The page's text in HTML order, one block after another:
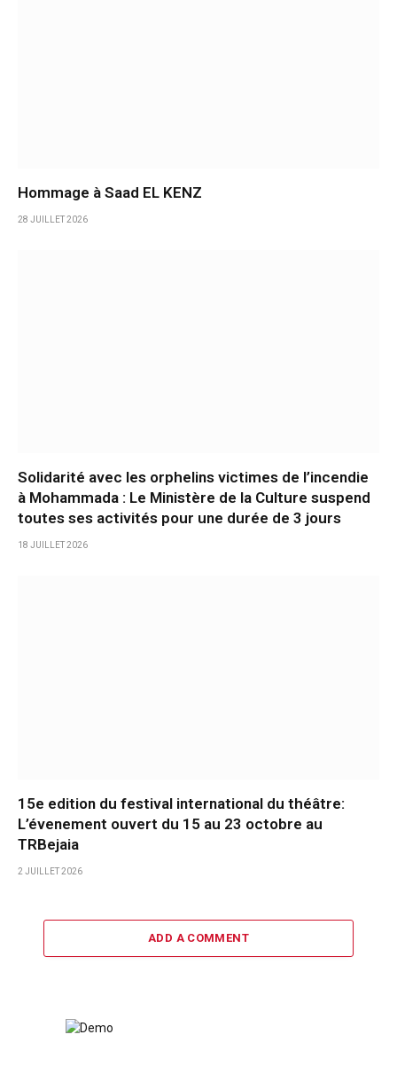
Hommage à Saad EL KENZ
28 JUILLET 2026
Solidarité avec les orphelins victimes de l’incendie
à Mohammada : Le Ministère de la Culture suspend
toutes ses activités pour une durée de 3 jours
18 JUILLET 2026
15e edition du festival international du théâtre:
L’évenement ouvert du 15 au 23 octobre au
TRBejaia
2 JUILLET 2026
ADD A COMMENT